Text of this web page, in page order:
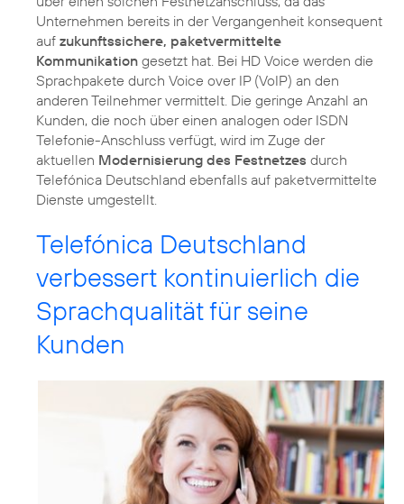
Unternehmen bereits in der Vergangenheit konsequent
auf zukunftssichere, paketvermittelte
Kommunikation gesetzt hat. Bei HD Voice werden die
Sprachpakete durch Voice over IP (VoIP) an den
anderen Teilnehmer vermittelt. Die geringe Anzahl an
Kunden, die noch über einen analogen oder ISDN
Telefonie-Anschluss verfügt, wird im Zuge der
aktuellen Modernisierung des Festnetzes durch
Telefónica Deutschland ebenfalls auf paketvermittelte
Dienste umgestellt.
Telefónica Deutschland
verbessert kontinuierlich die
Sprachqualität für seine
Kunden